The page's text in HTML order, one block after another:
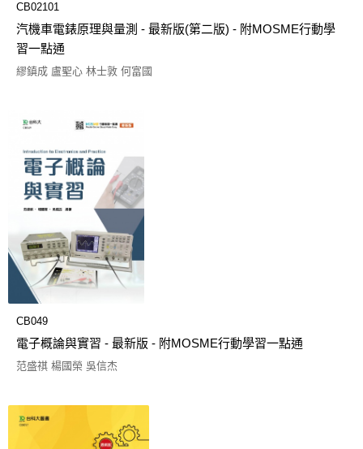
CB02101
汽機車電錶原理與量測 - 最新版(第二版) - 附MOSME行動學
習一點通
繆鎮成 盧聖心 林士敦 何富國
CB049
電子概論與實習 - 最新版 - 附MOSME行動學習一點通
范盛祺 楊國榮 吳信杰